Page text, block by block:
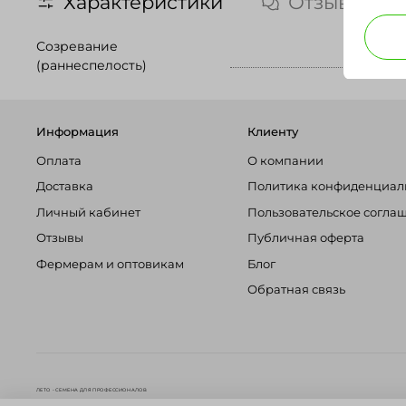
Созревание
(раннеспелость)
Информация
Оплата
Доставка
Личный кабинет
Отзывы
Фермерам и оптовикам
Клиенту
О компании
Политика
Пользовательское
Публичная оферта
Блог
Обратная связь
ЛЕТО - СЕМЕНА ДЛЯ ПРОФЕССИОНАЛОВ